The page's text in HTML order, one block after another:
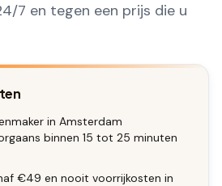
7 en tegen een prijs die u
in Amsterdam
binnen 15 tot 25 minuten
€49 en nooit voorrijkosten in